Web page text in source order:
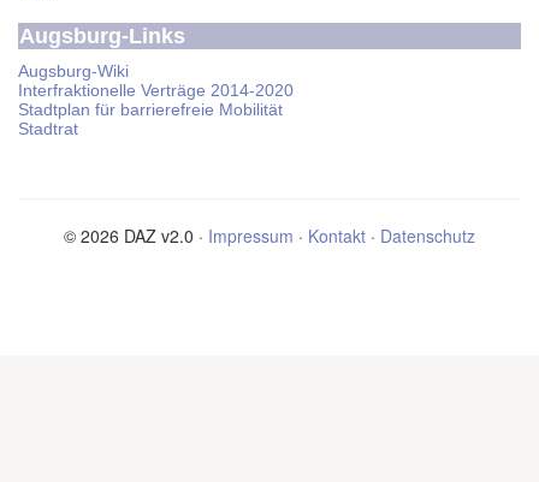
Augsburg-Links
Augsburg-Wiki
Interfraktionelle Verträge 2014-2020
Stadtplan für barrierefreie Mobilität
Stadtrat
© 2026 DAZ v2.0 · Impressum · Kontakt · Datenschutz